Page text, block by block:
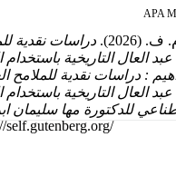
APA
دراسات نقدية
العال التاريخية باستخدام
: دراسات نقدية للملامح
العال التاريخية باستخدام
للدكتورة مها سليمان
self.gutenberg.org/